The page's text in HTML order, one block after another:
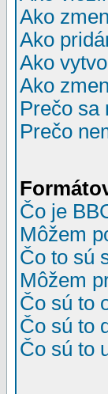
Ako
Ako
Ako
Ako
Prečo sa
Prečo
Čo je
Môžem
Čo to sú
Môžem
Čo sú to
Čo sú to
Čo sú to